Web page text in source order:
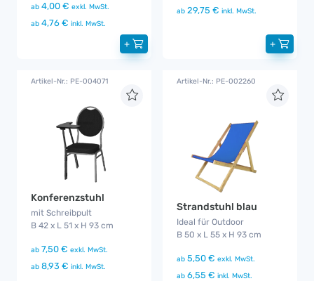
ab 4,00 € exkl. MwSt.
ab 4,76 € inkl. MwSt.
+
ab 29,75 € inkl. MwSt.
+
Artikel-Nr.: PE-004071
Konferenzstuhl
mit Schreibpult
B 42 x L 51 x H 93 cm
ab 7,50 € exkl. MwSt.
ab 8,93 € inkl. MwSt.
Artikel-Nr.: PE-002260
Strandstuhl blau
Ideal für Outdoor
B 50 x L 55 x H 93 cm
ab 5,50 € exkl. MwSt.
ab 6,55 € inkl. MwSt.